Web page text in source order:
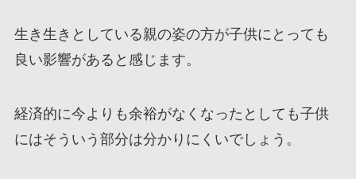
生き生きとしている親の姿の方が子供にとっても
良い影響があると感じます。
経済的に今よりも余裕がなくなったとしても子供
にはそういう部分は分かりにくいでしょう。